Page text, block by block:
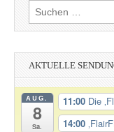
Suchen
nach:
AKTUELLE
AUG.
8
Sa.
11:00 Die
14:00